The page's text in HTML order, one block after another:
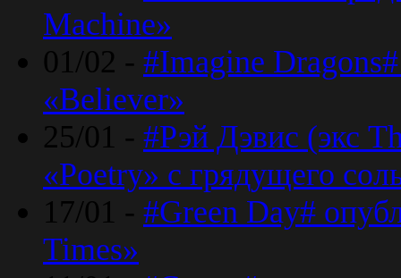
Machine»
01/02 - #Imagine
«Believer»
25/01 - #Рэй Дэвис (экс
«Poetry» с грядущего
17/01 - #Green Day#
Times»